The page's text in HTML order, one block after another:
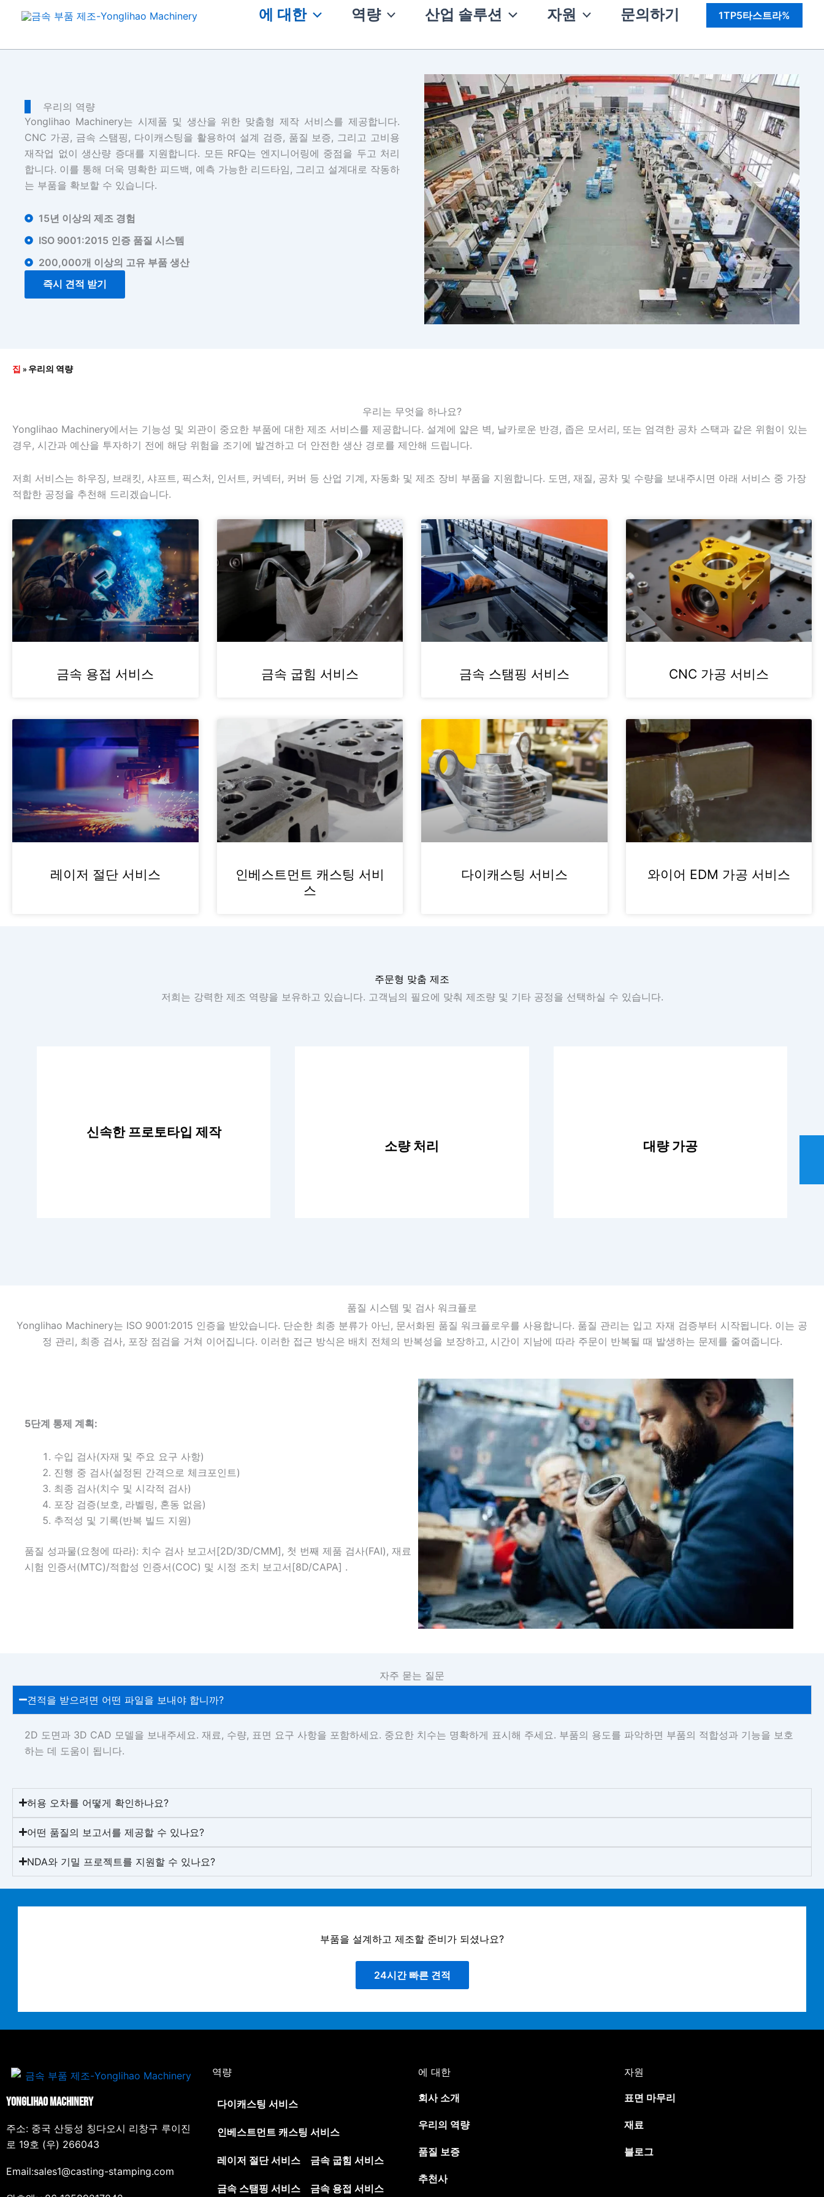
에 대한 역량 산업 솔루션 자원 문의하기 1TP5타스트라%
우리의 역량
Yonglihao Machinery는 시제품 및 생산을 위한 맞춤형 제작 서비스를 제공합니다.
CNC 가공, 금속 스탬핑, 다이캐스팅을 활용하여 설계 검증, 품질 보증, 그리고 고비용
재작업 없이 생산량 증대를 지원합니다. 모든 RFQ는 엔지니어링에 중점을 두고 처리
합니다. 이를 통해 더욱 명확한 피드백, 예측 가능한 리드타임, 그리고 설계대로 작동하
는 부품을 확보할 수 있습니다.
15년 이상의 제조 경험
ISO 9001:2015 인증 품질 시스템
200,000개 이상의 고유 부품 생산
즉시 견적 받기
집 » 우리의 역량
우리는 무엇을 하나요?
Yonglihao Machinery에서는 기능성 및 외관이 중요한 부품에 대한 제조 서비스를 제공합니다. 설계에 얇은 벽, 날카로운 반경, 좁은 모서리, 또는 엄격한 공차 스택과 같은 위험이 있는
경우, 시간과 예산을 투자하기 전에 해당 위험을 조기에 발견하고 더 안전한 생산 경로를 제안해 드립니다.
저희 서비스는 하우징, 브래킷, 샤프트, 픽스처, 인서트, 커넥터, 커버 등 산업 기계, 자동화 및 제조 장비 부품을 지원합니다. 도면, 재질, 공차 및 수량을 보내주시면 아래 서비스 중 가장
적합한 공정을 추천해 드리겠습니다.
금속 용접 서비스 금속 굽힘 서비스 금속 스탬핑 서비스 CNC 가공 서비스
레이저 절단 서비스
인베스트먼트 캐스팅 서비
스
다이캐스팅 서비스 와이어 EDM 가공 서비스
주문형 맞춤 제조
저희는 강력한 제조 역량을 보유하고 있습니다. 고객님의 필요에 맞춰 제조량 및 기타 공정을 선택하실 수 있습니다.
신속한 프로토타입 제작
여 설계를 검증하고 제품 개발 속도를 높일 수 있
습니다.
소량 처리
인 제조 방식을 통해 소량 주문에도 적합한 우수한
부품을 생산합니다.
대량 가공
니다.
품질 시스템 및 검사 워크플로
Yonglihao Machinery는 ISO 9001:2015 인증을 받았습니다. 단순한 최종 분류가 아닌, 문서화된 품질 워크플로우를 사용합니다. 품질 관리는 입고 자재 검증부터 시작됩니다. 이는 공
정 관리, 최종 검사, 포장 점검을 거쳐 이어집니다. 이러한 접근 방식은 배치 전체의 반복성을 보장하고, 시간이 지남에 따라 주문이 반복될 때 발생하는 문제를 줄여줍니다.
5단계 통제 계획:
수입 검사(자재 및 주요 요구 사항)
진행 중 검사(설정된 간격으로 체크포인트)
최종 검사(치수 및 시각적 검사)
포장 검증(보호, 라벨링, 혼동 없음)
추적성 및 기록(반복 빌드 지원)
품질 성과물(요청에 따라): 치수 검사 보고서[2D/3D/CMM], 첫 번째 제품 검사(FAI), 재료
시험 인증서(MTC)/적합성 인증서(COC) 및 시정 조치 보고서[8D/CAPA] .
자주 묻는 질문
견적을 받으려면 어떤 파일을 보내야 합니까?
2D 도면과 3D CAD 모델을 보내주세요. 재료, 수량, 표면 요구 사항을 포함하세요. 중요한 치수는 명확하게 표시해 주세요. 부품의 용도를 파악하면 부품의 적합성과 기능을 보호
하는 데 도움이 됩니다.
허용 오차를 어떻게 확인하나요?
어떤 품질의 보고서를 제공할 수 있나요?
NDA와 기밀 프로젝트를 지원할 수 있나요?
부품을 설계하고 제조할 준비가 되셨나요?
24시간 빠른 견적
Yonglihao Machinery
주소: 중국 산둥성 칭다오시 리창구 루이진
로 19호 (우) 266043
Email:sales1@casting-stamping.com
역량
다이캐스팅 서비스
인베스트먼트 캐스팅 서비스
레이저 절단 서비스 금속 굽힘 서비스
금속 스탬핑 서비스 금속 용접 서비스
에 대한
회사 소개
우리의 역량
품질 보증
추천사
자원
표면 마무리
재료
블로그